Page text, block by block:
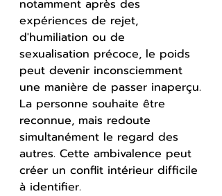
notamment après des
expériences de rejet,
d'humiliation ou de
sexualisation précoce, le poids
peut devenir inconsciemment
une manière de passer inaperçu.
La personne souhaite être
reconnue, mais redoute
simultanément le regard des
autres. Cette ambivalence peut
créer un conflit intérieur difficile
à identifier.